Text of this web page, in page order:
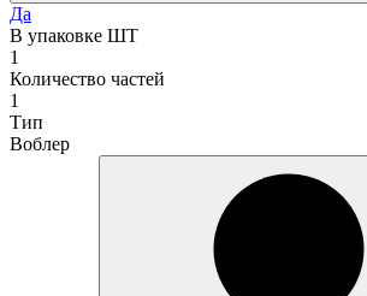
Да
В упаковке ШТ
1
Количество частей
1
Тип
Воблер